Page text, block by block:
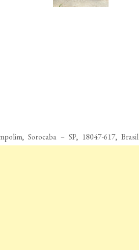
Sorocaba – SP, 18047-617, Brasil